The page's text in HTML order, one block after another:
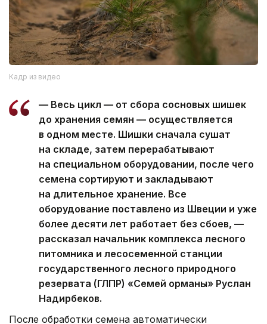
Кадр из видео
— Весь цикл — от сбора сосновых шишек
до хранения семян — осуществляется
в одном месте. Шишки сначала сушат
на складе, затем перерабатывают
на специальном оборудовании, после чего
семена сортируют и закладывают
на длительное хранение. Все
оборудование поставлено из Швеции и уже
более десяти лет работает без сбоев, —
рассказал начальник комплекса лесного
питомника и лесосеменной станции
государственного лесного природного
резервата (ГЛПР) «Семей орманы» Руслан
Надирбеков.
После обработки семена автоматически